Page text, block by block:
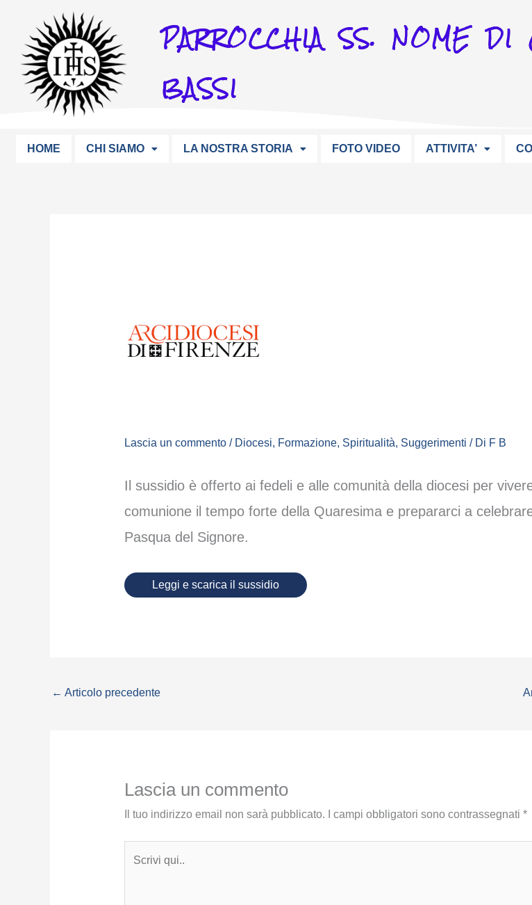
contenuto
PARROCCHIA SS. NOME DI
BASSI
HOME CHI SIAMO LA NOSTRA STORIA FOTO VIDEO ATTIVITA’
Lascia un commento / Diocesi, Formazione, Spiritualità, Suggerimenti / Di F B
Il sussidio è offerto ai fedeli e alle comunità della diocesi per
comunione il tempo forte della Quaresima e prepararci a
Pasqua del Signore.
Leggi e scarica il sussidio
← Articolo precedente
Lascia un commento
Il tuo indirizzo email non sarà pubblicato. I campi obbligatori sono contrassegnati *